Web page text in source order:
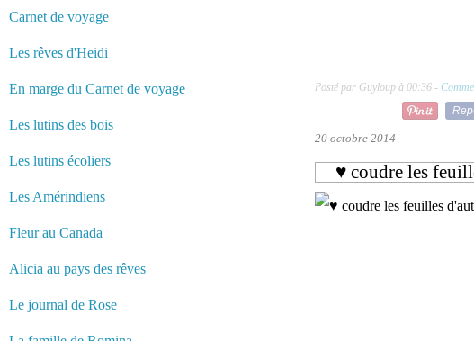
Carnet de voyage
Les rêves d'Heidi
En marge du Carnet de voyage
Les lutins des bois
Les lutins écoliers
Les Amérindiens
Fleur au Canada
Alicia au pays des rêves
Le journal de Rose
Posté par Guyloup à 00:36 -
20 octobre 2014
♥ coudre les